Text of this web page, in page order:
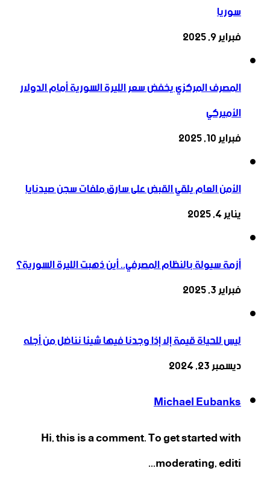
سوريا
فبراير 9, 2025
المصرف المركزي يخفض سعر الليرة السورية أمام الدولار
الأميركي
فبراير 10, 2025
الأمن العام يلقي القبض على سارق ملفات سجن صيدنايا
يناير 4, 2025
أزمة سيولة بالنظام المصرفي.. أين ذهبت الليرة السورية؟
فبراير 3, 2025
ليس للحياة قيمة إلا إذا وجدنا فيها شيئا نناضل من أجله
ديسمبر 23, 2024
Michael Eubanks
Hi, this is a comment. To get started with
moderating, editi...